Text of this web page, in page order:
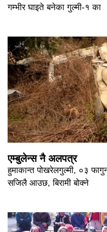
गम्भीर घाइते बनेका गुल्मी-१ का
एम्बुलेन्स नै अलपत्र
हुमाकान्त पोखरेलगुल्मी, ०३
सजिलै आउछ, बिरामी बोक्ने